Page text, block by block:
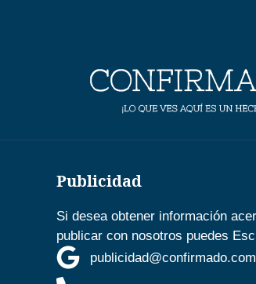
Publicidad
Si desea obtener información
publicar con nosotros puedes